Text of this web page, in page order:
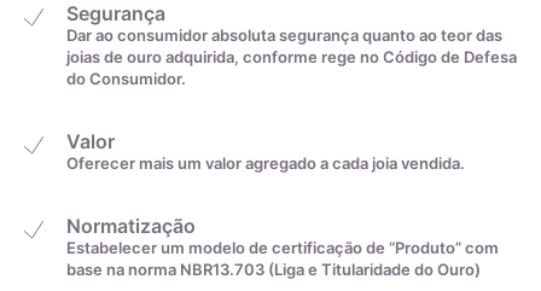
desde 1976.
A Zircônia Cúbica (CZ) é uma gema produzida em laboratório
diamante. Na verdade, a zircônia cúbica é um tipo de zircônia
uma variedade de cores. É importante não confundir a
zircônia cúbica com o zircão, um silicato de zircônio (ZrSiO4).
Segurança
Dar ao consumidor absoluta segurança quanto ao teor das
joias de ouro adquirida, conforme rege no Código de Defesa
do Consumidor.
Valor
Oferecer mais um valor agregado a cada joia vendida.
Normatização
Estabelecer um modelo de certificação de “Produto” com
base na norma NBR13.703 (Liga e Titularidade do Ouro)